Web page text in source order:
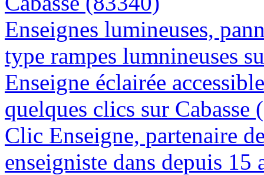
Enseignes lumineuses,
type rampes lumnineuses
Enseigne éclairée
quelques clics sur Cabasse
Clic Enseigne, partenaire
enseigniste dans depuis 15